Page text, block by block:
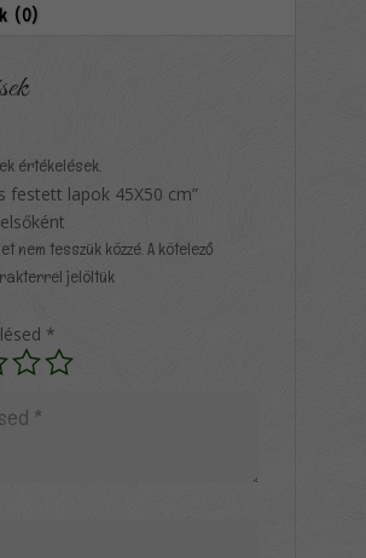
(0)
értékelések.
festett lapok 45X50 cm”
nem tesszük közzé. A kötelező
jelöltük
*